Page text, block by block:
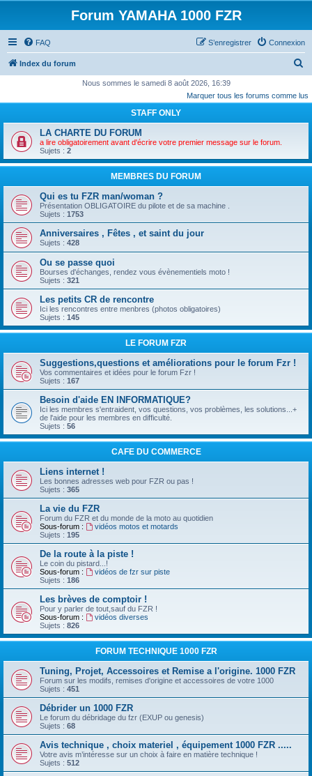
Forum YAMAHA 1000 FZR
FAQ Connexion
S’enregistrer
Index du forum
c
c
Nous sommes le samedi 8 août 2026, 16:39
Marquer tous les forums comme lus
STAFF ONLY
LA CHARTE DU FORUM
a lire obligatoirement avant d'écrire votre premier message sur le forum.
Sujets : 2
MEMBRES DU FORUM
Qui es tu FZR man/woman ?
Présentation OBLIGATOIRE du pilote et de sa machine .
Sujets : 1753
Anniversaires , Fêtes , et saint du jour
Sujets : 428
Ou se passe quoi
Bourses d'échanges, rendez vous évènementiels moto !
Sujets : 321
Les petits CR de rencontre
Ici les rencontres entre menbres (photos obligatoires)
Sujets : 145
LE FORUM FZR
Suggestions,questions et améliorations pour le forum Fzr !
Vos commentaires et idées pour le forum Fzr !
Sujets : 167
Besoin d'aide EN INFORMATIQUE?
Ici les membres s'entraident, vos questions, vos problèmes, les solutions...+
de l'aide pour les membres en difficulté.
Sujets : 56
CAFE DU COMMERCE
Liens internet !
Les bonnes adresses web pour FZR ou pas !
Sujets : 365
La vie du FZR
Forum du FZR et du monde de la moto au quotidien
Sous-forum :
vidéos motos et motards
Sujets : 195
De la route à la piste !
Le coin du pistard...!
Sous-forum :
vidéos de fzr sur piste
Sujets : 186
Les brèves de comptoir !
Pour y parler de tout,sauf du FZR !
Sous-forum :
vidéos diverses
Sujets : 826
FORUM TECHNIQUE 1000 FZR
Tuning, Projet, Accessoires et Remise a l'origine. 1000 FZR
Forum sur les modifs, remises d'origine et accessoires de votre 1000
Sujets : 451
Débrider un 1000 FZR
Le forum du débridage du fzr (EXUP ou genesis)
Sujets : 68
Avis technique , choix materiel , équipement 1000 FZR .....
Votre avis m’intéresse sur un choix à faire en matière technique !
Sujets : 512